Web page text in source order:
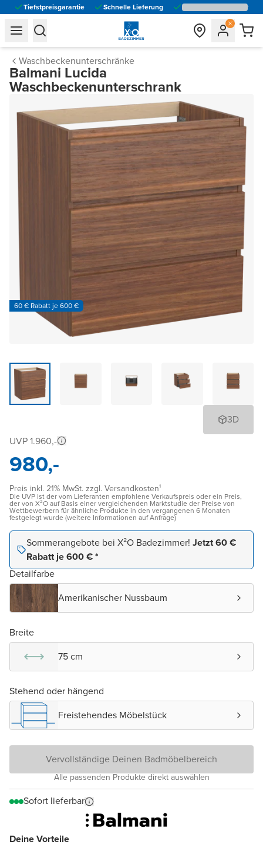
Tiefstpreisgarantie Schnelle Lieferung
general.navigation.toggle_menu.label
general.navigation.toggle_menu.label
Waschbeckenunterschränke
Balmani Lucida
Waschbeckenunterschrank
60 € Rabatt je 600 €
3D
Deine Vorteile
UVP 1.960,-
980,-
Preis inkl. 21% MwSt. zzgl. Versandkosten¹
Die UVP ist der vom Lieferanten empfohlene Verkaufspreis oder ein Preis,
der von X²O auf Basis einer vergleichenden Marktstudie der Preise von
Wettbewerbern für ähnliche Produkte in den vergangenen 6 Monaten
festgelegt wurde (weitere Informationen auf Anfrage)
Sommerangebote bei X²O Badezimmer! Jetzt 60 €
Rabatt je 600 € *
Detailfarbe
Amerikanischer Nussbaum
Breite
75 cm
Stehend oder hängend
Freistehendes Möbelstück
Vervollständige Deinen Badmöbelbereich
Alle passenden Produkte direkt auswählen
Sofort lieferbar